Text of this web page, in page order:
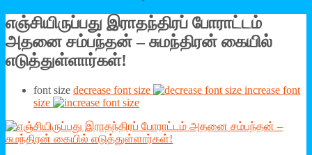
எஞ்சியிருப்பது இராதந்திரப் போராட்டம்
அதனை சம்பந்தன் – சுமந்திரன் கையில்
எடுத்துள்ளார்கள்!
font size decrease font size
increase font
size